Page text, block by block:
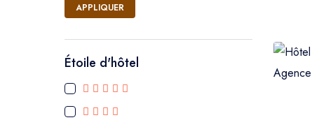
APPLIQUER
Étoile d'hôtel